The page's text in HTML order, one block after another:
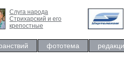
Слуга народа
Стрихарский и его
крепостные
фототема